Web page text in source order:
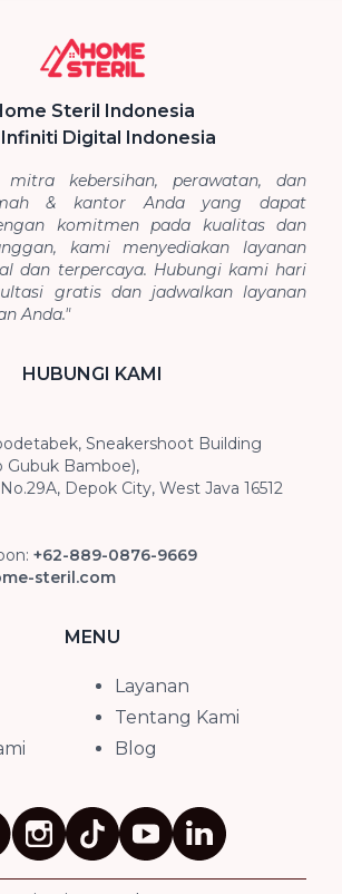
Steril Indonesia
Infiniti Digital Indonesia
kebersihan, perawatan, dan
& kantor Anda yang dapat
komitmen pada kualitas dan
kami menyediakan layanan
dan terpercaya. Hubungi kami hari
gratis dan jadwalkan layanan
Anda."
HUBUNGI KAMI
Sneakershoot Building
Gubuk Bamboe),
Depok City, West Java 16512
+62-889-0876-9669
steril.com
MENU
Layanan
Tentang Kami
Blog